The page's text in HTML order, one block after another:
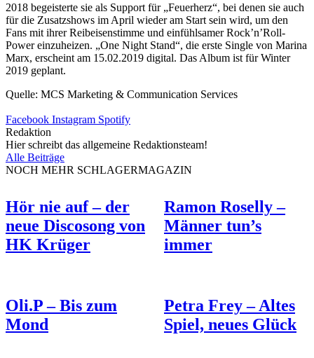
2018 begeisterte sie als Support für „Feuerherz“, bei denen sie auch
für die Zusatzshows im April wieder am Start sein wird, um den
Fans mit ihrer Reibeisenstimme und einfühlsamer Rock’n’Roll-
Power einzuheizen. „One Night Stand“, die erste Single von Marina
Marx, erscheint am 15.02.2019 digital. Das Album ist für Winter
2019 geplant.
Quelle: MCS Marketing & Communication Services
Facebook Instagram Spotify
Redaktion
Hier schreibt das allgemeine Redaktionsteam!
Alle Beiträge
NOCH MEHR SCHLAGERMAGAZIN
Hör nie auf – der
neue Discosong von
HK Krüger
Ramon Roselly –
Männer tun’s
immer
Oli.P – Bis zum
Mond
Petra Frey – Altes
Spiel, neues Glück